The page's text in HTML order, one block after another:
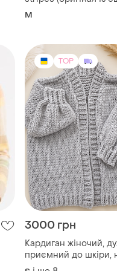
3000 грн
Кардиган жіночий,
приємний до шкіри,
тонеш в обіймах🤗
необмежений вибір
розмірних ряд.
свій осінній
S і ще 8